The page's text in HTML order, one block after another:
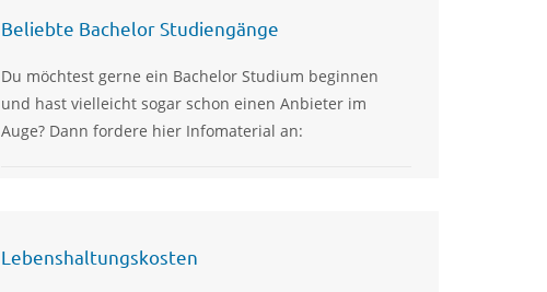
Beliebte Bachelor Studiengänge
Du möchtest gerne ein Bachelor Studium beginnen
und hast vielleicht sogar schon einen Anbieter im
Auge? Dann fordere hier Infomaterial an:
Lebenshaltungskosten